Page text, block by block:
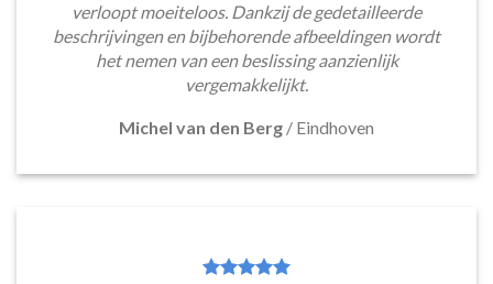
verloopt moeiteloos. Dankzij de gedetailleerde
beschrijvingen en bijbehorende afbeeldingen wordt
het nemen van een beslissing aanzienlijk
vergemakkelijkt.
Michel van den Berg / Eindhoven